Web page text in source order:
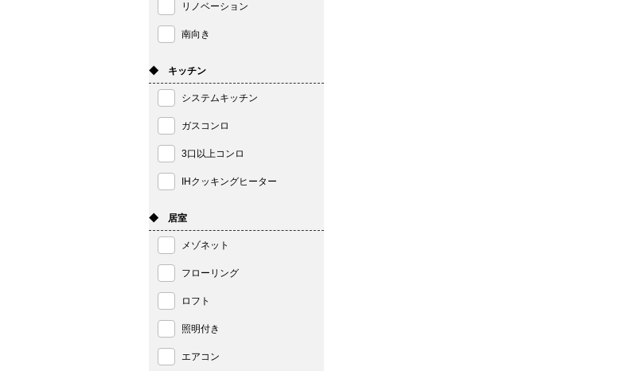
リノベーション
南向き
◆ キッチン
システムキッチン
ガスコンロ
3口以上コンロ
IHクッキングヒーター
◆ 居室
メゾネット
フローリング
ロフト
照明付き
エアコン